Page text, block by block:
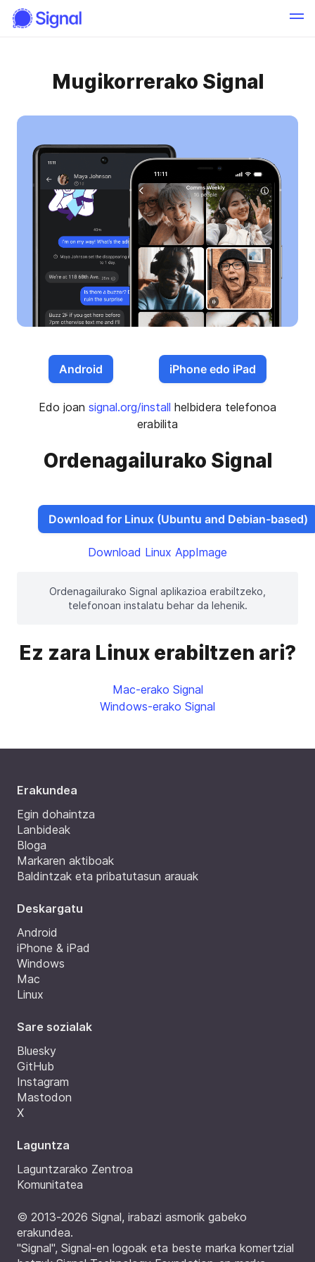
Mugikorrerako Signal
Android iPhone edo iPad
Edo joan signal.org/install helbidera telefonoa
erabilita
Ordenagailurako Signal
Download for Linux (Ubuntu and Debian-based)
Download Linux AppImage
Ordenagailurako Signal aplikazioa erabiltzeko,
telefonoan instalatu behar da lehenik.
Ez zara Linux erabiltzen ari?
Mac-erako Signal
Windows-erako Signal
Erakundea
Egin dohaintza
Lanbideak
Bloga
Markaren aktiboak
Baldintzak eta pribatutasun arauak
Deskargatu
Android
iPhone & iPad
Windows
Mac
Linux
Sare sozialak
Bluesky
GitHub
Instagram
Mastodon
X
Laguntza
Laguntzarako Zentroa
Komunitatea
© 2013‑2026 Signal, irabazi asmorik gabeko
erakundea.
"Signal", Signal-en logoak eta beste marka komertzial